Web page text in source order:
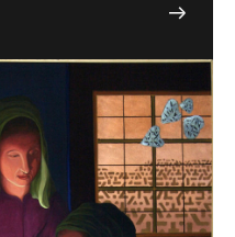
→